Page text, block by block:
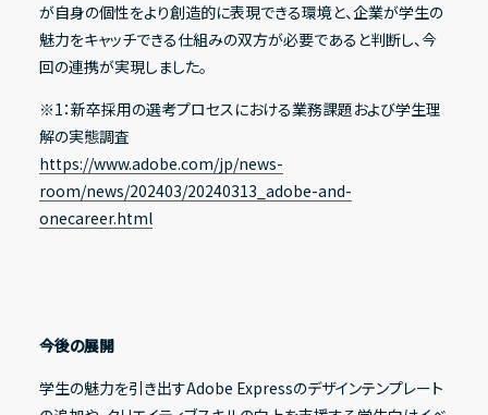
その他
IRニュース
IRカレンダー
電子公告
FAQ
IRポリシー
が自身の個性をより創造的に表現できる環境と、企業が学生の
魅力をキャッチできる仕組みの双方が必要であると判断し、今
回の連携が実現しました。
※1：新卒採用の選考プロセスにおける業務課題および学生理
解の実態調査
https://www.adobe.com/jp/news-
room/news/202403/20240313_adobe-and-
onecareer.html
今後の展開
学生の魅力を引き出すAdobe Expressのデザインテンプレート